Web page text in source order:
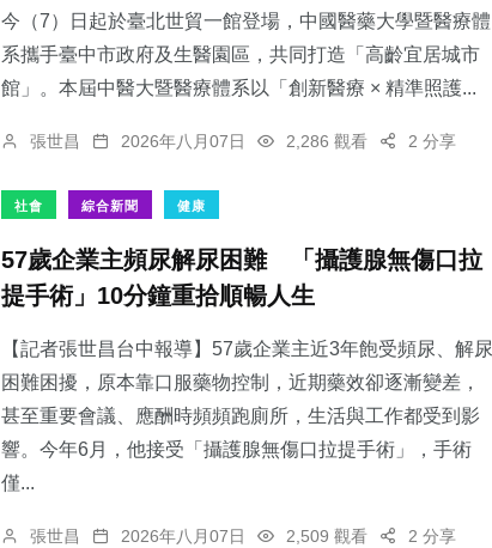
今（7）日起於臺北世貿一館登場，中國醫藥大學暨醫療體
系攜手臺中市政府及生醫園區，共同打造「高齡宜居城市
館」。本屆中醫大暨醫療體系以「創新醫療 × 精準照護...
張世昌 2026年八月07日 2,286 觀看 2 分享
社會 綜合新聞 健康
57歲企業主頻尿解尿困難 「攝護腺無傷口拉
提手術」10分鐘重拾順暢人生
【記者張世昌台中報導】57歲企業主近3年飽受頻尿、解尿
困難困擾，原本靠口服藥物控制，近期藥效卻逐漸變差，
甚至重要會議、應酬時頻頻跑廁所，生活與工作都受到影
響。今年6月，他接受「攝護腺無傷口拉提手術」，手術
僅...
張世昌 2026年八月07日 2,509 觀看 2 分享